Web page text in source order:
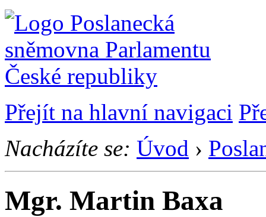
Přejít na hlavní navigaci
Nacházíte se: Úvod ›
Mgr. Martin Baxa